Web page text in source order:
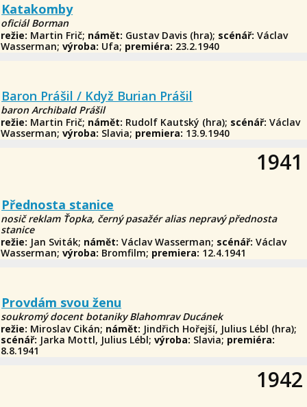
Katakomby
oficiál Borman
režie: Martin Frič; námět: Gustav Davis (hra); scénář: Václav
Wasserman;výroba: Ufa; premiéra: 23.2.1940
Baron Prášil / Když Burian Prášil
baron Archibald Prášil
režie: Martin Frič; námět: Rudolf Kautský (hra); scénář: Václav
Wasserman;výroba: Slavia; premiera: 13.9.1940
1941
Přednosta stanice
nosič reklam Ťopka, černý pasažér alias nepravý přednosta
stanice
režie: Jan Sviták; námět:Václav Wasserman; scénář: Václav
Wasserman;výroba: Bromfilm; premiera: 12.4.1941
Provdám svou ženu
soukromý docent botaniky Blahomrav Ducánek
režie: Miroslav Cikán; námět: Jindřich Hořejší, Julius Lébl (hra);
scénář: Jarka Mottl, Julius Lébl;výroba: Slavia; premiéra:
8.8.1941
1942